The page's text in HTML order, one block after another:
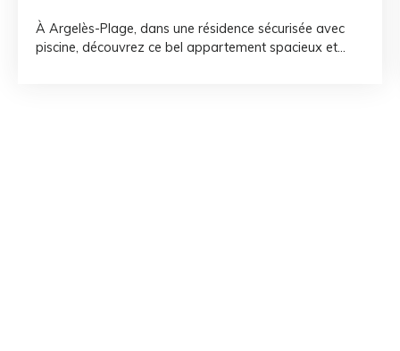
À Argelès-Plage, dans une résidence sécurisée avec
piscine, découvrez ce bel appartement spacieux et